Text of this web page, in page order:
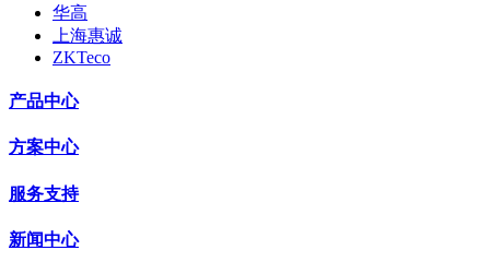
华高
上海惠诚
ZKTeco
产品中心
方案中心
服务支持
新闻中心